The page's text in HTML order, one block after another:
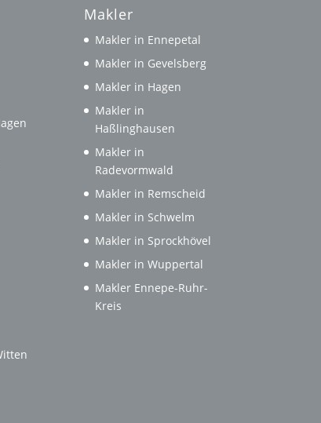
Makler
Makler in Ennepetal
Makler in Gevelsberg
Makler in Hagen
Makler in
Haßlinghausen
Makler in
Radevormwald
Makler in Remscheid
Makler in Schwelm
Makler in Sprockhövel
Makler in Wuppertal
Makler Ennepe-Ruhr-
Kreis